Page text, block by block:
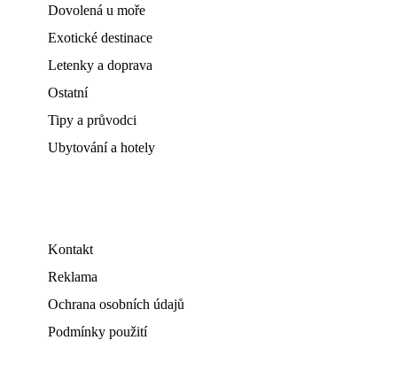
Dovolená u moře
Exotické destinace
Letenky a doprava
Ostatní
Tipy a průvodci
Ubytování a hotely
Kontakt
Reklama
Ochrana osobních údajů
Podmínky použití